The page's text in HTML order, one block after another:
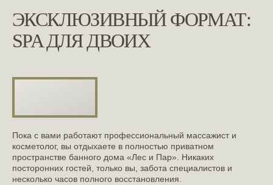
ЭКСКЛЮЗИВНЫЙ ФОРМАТ:
SPA ДЛЯ ДВОИХ
Пока с вами работают профессиональный массажист и
косметолог, вы отдыхаете в полностью приватном
пространстве банного дома «Лес и Пар». Никаких
посторонних гостей, только вы, забота специалистов и
несколько часов полного восстановления.